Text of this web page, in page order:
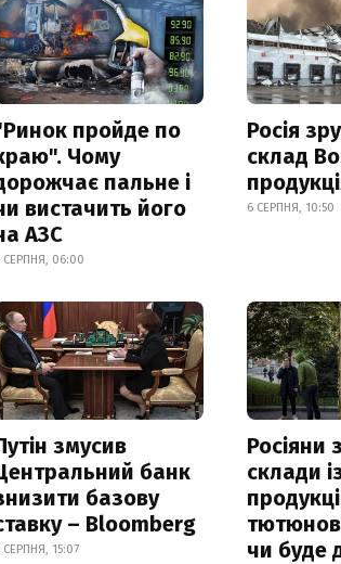
пройде по
Чому
пальне і
вистачить його
АЗС
СЕРПНЯ, 06:00
Росія
склад
6 СЕРПНЯ, 10:50
змусив
банк
базову
– Bloomberg
СЕРПНЯ, 15:07
Росіяни
склади
чи буде